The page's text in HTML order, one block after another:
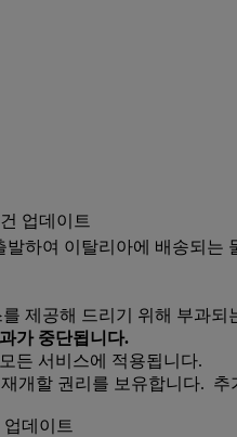
업데이트
하여 이탈리아에 배송되
제공해 드리기 위해 부과되
가 중단됩니다.
든 서비스에 적용됩니다.
재개할 권리를 보유합니다.
데이트